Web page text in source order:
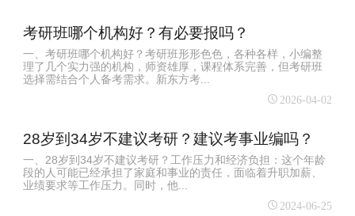
考研班哪个机构好？有必要报吗？
一、考研班哪个机构好？考研班形形色色，各种各样，小编整
理了几个实力强的机构，师资雄厚，课程体系完善，但考研班
选择需结合个人备考需求。新东方考...
2026-04-02
28岁到34岁不建议考研？建议考事业编吗？
一、28岁到34岁不建议考研？工作压力和经济负担：这个年龄
段的人可能已经承担了家庭和事业的责任，面临着升职加薪、
业绩要求等工作压力。同时，他...
2024-06-25